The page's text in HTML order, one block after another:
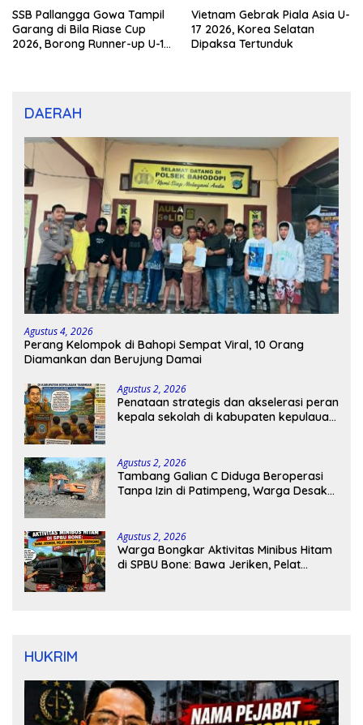
SSB Pallangga Gowa Tampil
Garang di Bila Riase Cup
2026, Borong Runner-up U-10
Vietnam Gebrak Piala Asia U-
17 2026, Korea Selatan
Dipaksa Tertunduk
DAERAH
Agustus 4, 2026
Perang Kelompok di Bahopi Sempat Viral, 10 Orang
Diamankan dan Berujung Damai
Agustus 2, 2026
Penataan strategis dan akselerasi peran
kepala sekolah di kabupaten kepulauan
Agustus 2, 2026
Tambang Galian C Diduga Beroperasi
Tanpa Izin di Patimpeng, Warga Desak
Agustus 2, 2026
Warga Bongkar Aktivitas Minibus Hitam
di SPBU Bone: Bawa Jeriken, Pelat
HUKRIM